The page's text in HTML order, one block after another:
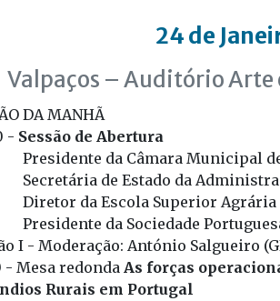
24 de
Valpaços – Auditório Arte
DA MANHÃ
- Sessão de Abertura
Presidente da Câmara Municipal
Secretária de Estado da
Diretor da Escola Superior Agrária
Presidente da Sociedade
I - Moderação: António Salgueiro
- Mesa redonda As forças
Rurais em Portugal